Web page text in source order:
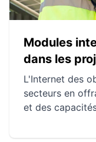
Modules
dans les
L'Internet des
secteurs en
et des
projets IoT